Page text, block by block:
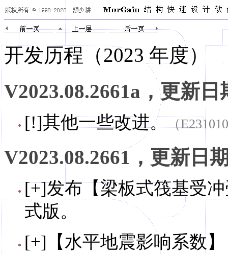
开发历程（2023 年度）
V2023.08.2661a，更新日
[!]其他一些改进。（
V2023.08.2661，更新日
[+]发布【梁板式筏基受
式版。
[+]【水平地震影响系数